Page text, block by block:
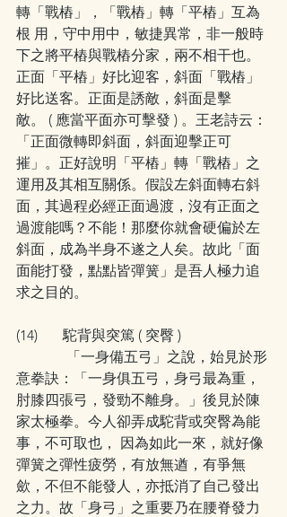
轉「戰樁」，「戰樁」轉「平樁」互為
根 用，守中用中，敏捷異常，非一般時
下之將平樁與戰樁分家，兩不相干也。
正面「平樁」好比迎客，斜面「戰樁」
好比送客。正面是誘敵，斜面是擊
敵。 ( 應當平面亦可擊發 ) 。王老詩云：
「正面微轉即斜面，斜面迎擊正可
摧」。正好說明「平樁」轉「戰樁」之
運用及其相互關係。假設左斜面轉右斜
面，其過程必經正面過渡，沒有正面之
過渡能嗎？不能！那麼你就會硬偏於左
斜面，成為半身不遂之人矣。故此「面
面能打發，點點皆彈簧」是吾人極力追
求之目的。
(14)       駝背與突篤 ( 突臀 )
「一身備五弓」之說，始見於形
意拳訣：「一身俱五弓，身弓最為重，
肘膝四張弓，發勁不離身。」後見於陳
家太極拳。今人卻弄成駝背或突臀為能
事，不可取也， 因為如此一來，就好像
彈簧之彈性疲勞，有放無遒，有爭無
歛，不但不能發人，亦抵消了自己發出
之力。故「身弓」之重要乃在腰脊發力